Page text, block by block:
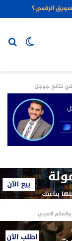
الرقمي؟
الوضع
نتائج جوجل
العربي